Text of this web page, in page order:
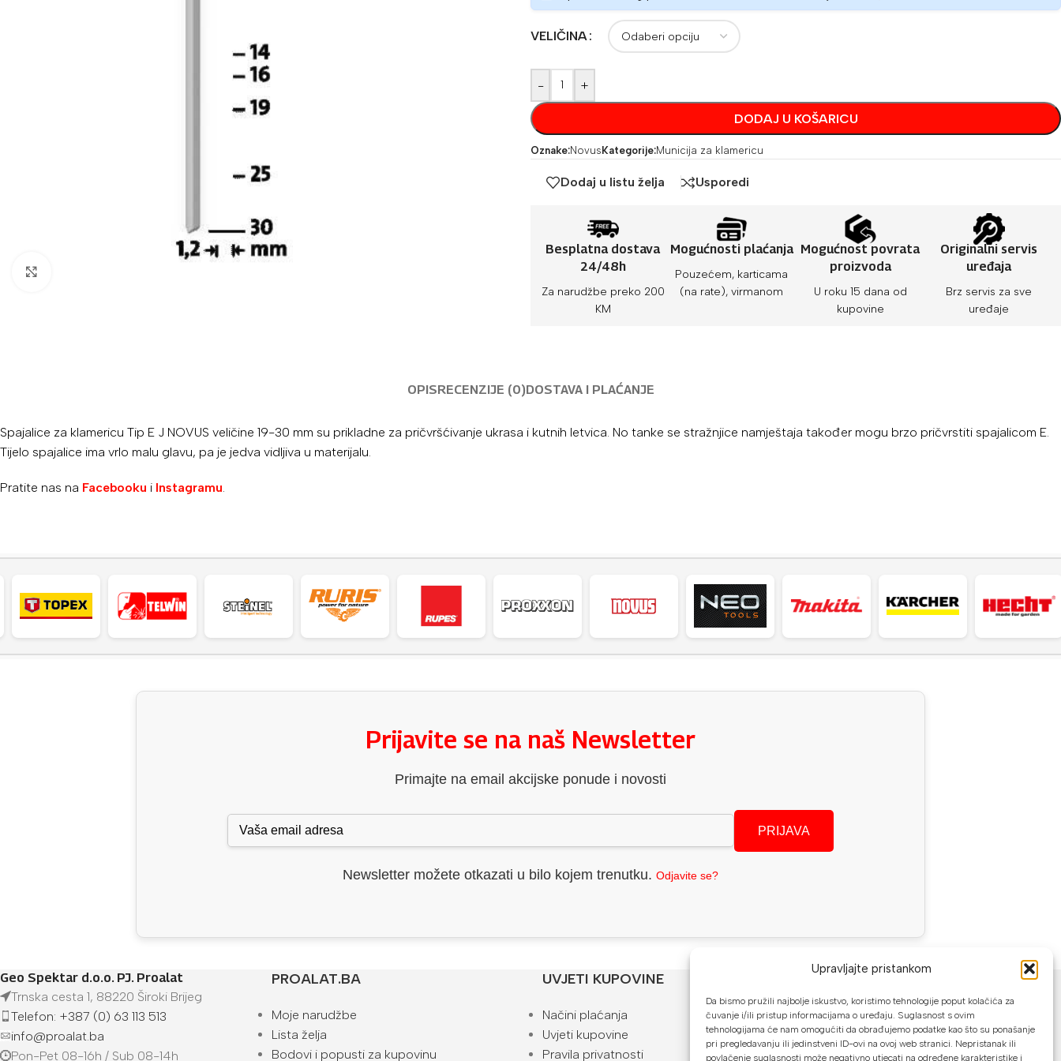
Upravljajte pristankom
Da bismo pružili najbolje iskustvo, koristimo tehnologije poput kolačića za
čuvanje i/ili pristup informacijama o uređaju. Suglasnost s ovim
tehnologijama će nam omogućiti da obrađujemo podatke kao što su ponašanje
pri pregledavanju ili jedinstveni ID-ovi na ovoj web stranici. Nepristanak ili
povlačenje suglasnosti može negativno utjecati na određene karakteristike i
VELIČINA
- +
DODAJ U KOŠARICU
Oznake:Novus Kategorije:Municija za klamericu
Dodaj u listu želja Usporedi
Besplatna dostava
24/48h
Za narudžbe preko 200
KM
Mogućnosti plaćanja
Pouzećem, karticama
(na rate), virmanom
Mogućnost povrata
proizvoda
U roku 15 dana od
kupovine
Originalni servis
uređaja
Brz servis za sve
uređaje
OPISRECENZIJE (0)DOSTAVA I PLAĆANJE
Spajalice za klamericu Tip E J NOVUS veličine 19-30 mm su prikladne za pričvršćivanje ukrasa i kutnih letvica. No tanke se stražnjice namještaja također mogu brzo pričvrstiti spajalicom E.
Tijelo spajalice ima vrlo malu glavu, pa je jedva vidljiva u materijalu.
Pratite nas na Facebooku i Instagramu.
Prijavite se na naš Newsletter
Primajte na email akcijske ponude i novosti
PRIJAVA
Newsletter možete otkazati u bilo kojem trenutku. Odjavite se?
Geo Spektar d.o.o. PJ. Proalat
Trnska cesta 1, 88220 Široki Brijeg
Telefon: +387 (0) 63 113 513
info@proalat.ba
Pon-Pet 08-16h / Sub 08-14h
PROALAT.BA
Moje narudžbe
Lista želja
Bodovi i popusti za kupovinu
UVJETI KUPOVINE
Načini plaćanja
Uvjeti kupovine
Pravila privatnosti
NAČINI PLAĆANJA
U našoj web trgovini možete platiti:
Kreditnim karticama jednokratno ili do